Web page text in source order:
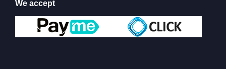
We accept